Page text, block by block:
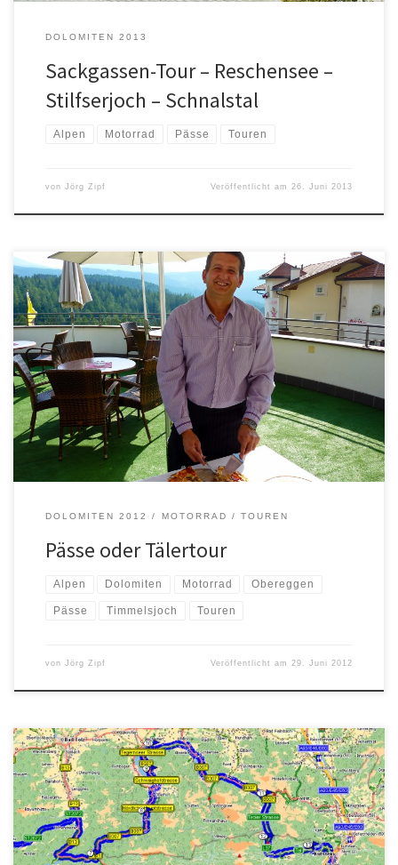
DOLOMITEN 2013
Sackgassen-Tour – Reschensee –
Stilfserjoch – Schnalstal
Alpen Motorrad Pässe Touren
von Jörg Zipf Veröffentlicht am 26. Juni 2013
Eigentlich wollte ich heute Patrick seinen Wunsch erfüllen und
„zum Kirchturm im Wasser“ – gemeint ist der Reschensee am
gleichnamigen Pass – fahren. Leider ist es inzwischen so heiß, dass
mir der Weg durch das nicht so hoch gelegene Vinschgau, in
anbetracht der Temperaturen (32Â° und mehr), etwas zu
beschwerlich […]
DOLOMITEN 2012 MOTORRAD TOUREN
Pässe oder Tälertour
Alpen Dolomiten Motorrad Obereggen
Pässe Timmelsjoch Touren
von Jörg Zipf Veröffentlicht am 29. Juni 2012
Wie schon unten beschrieben, war das Abendessen im Schönauer
Hof sehr gut. Ich hatte ein riiiiieeeesen Omlett mit Tiroler-Speck.
Und wenn ich meine „riesen“ dann meine ich das auch so. So
etwas habe ich noch nicht gesehen. Der Koch hatte wohl alle seine